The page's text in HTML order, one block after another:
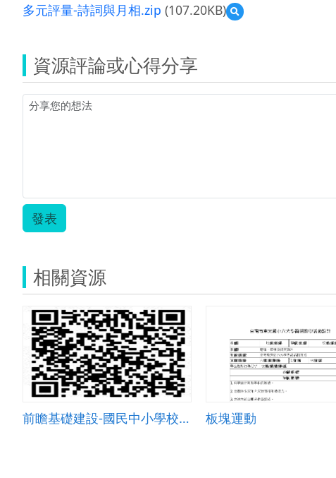
多元評量-詩詞與月相.zip (107.20KB)
預
覽
詩
資源評論或心得分享
發表
相關資源
前瞻基礎建設-國民中小學校園數位建設計畫 板塊運動